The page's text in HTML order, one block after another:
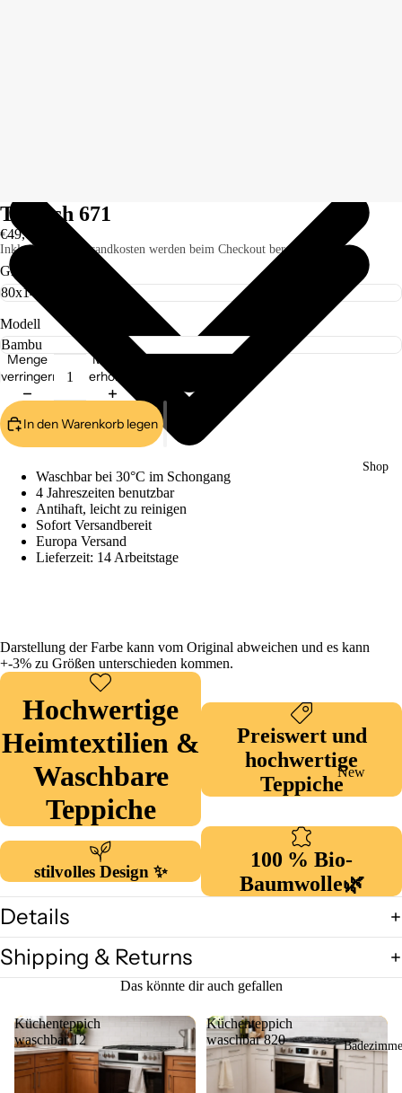
Shop
New
Collection
Sisal Natur
Puffy Serie
he
Deko &
Dekoration
Teppich 671
€49,00
Inkl. Steuern. Versandkosten werden beim Checkout berechnet.
Größe
Modell
Menge
verringern
Menge
erhöhen
In den Warenkorb legen
Waschbar bei 30°C im Schongang
4 Jahreszeiten benutzbar
Antihaft, leicht zu reinigen
Sofort Versandbereit
Europa Versand
Lieferzeit: 14 Arbeitstage
Darstellung der Farbe kann vom Original abweichen und es kann
+-3% zu Größen unterschieden kommen.
Hochwertige
Heimtextilien &
Waschbare
Teppiche
Preiswert und
hochwertige
Teppiche
stilvolles Design ✨
100 % Bio-
Baumwolle🌿
Details
Shipping & Returns
Das könnte dir auch gefallen
Küchenteppich
waschbar 12
Küchenteppich
waschbar 820